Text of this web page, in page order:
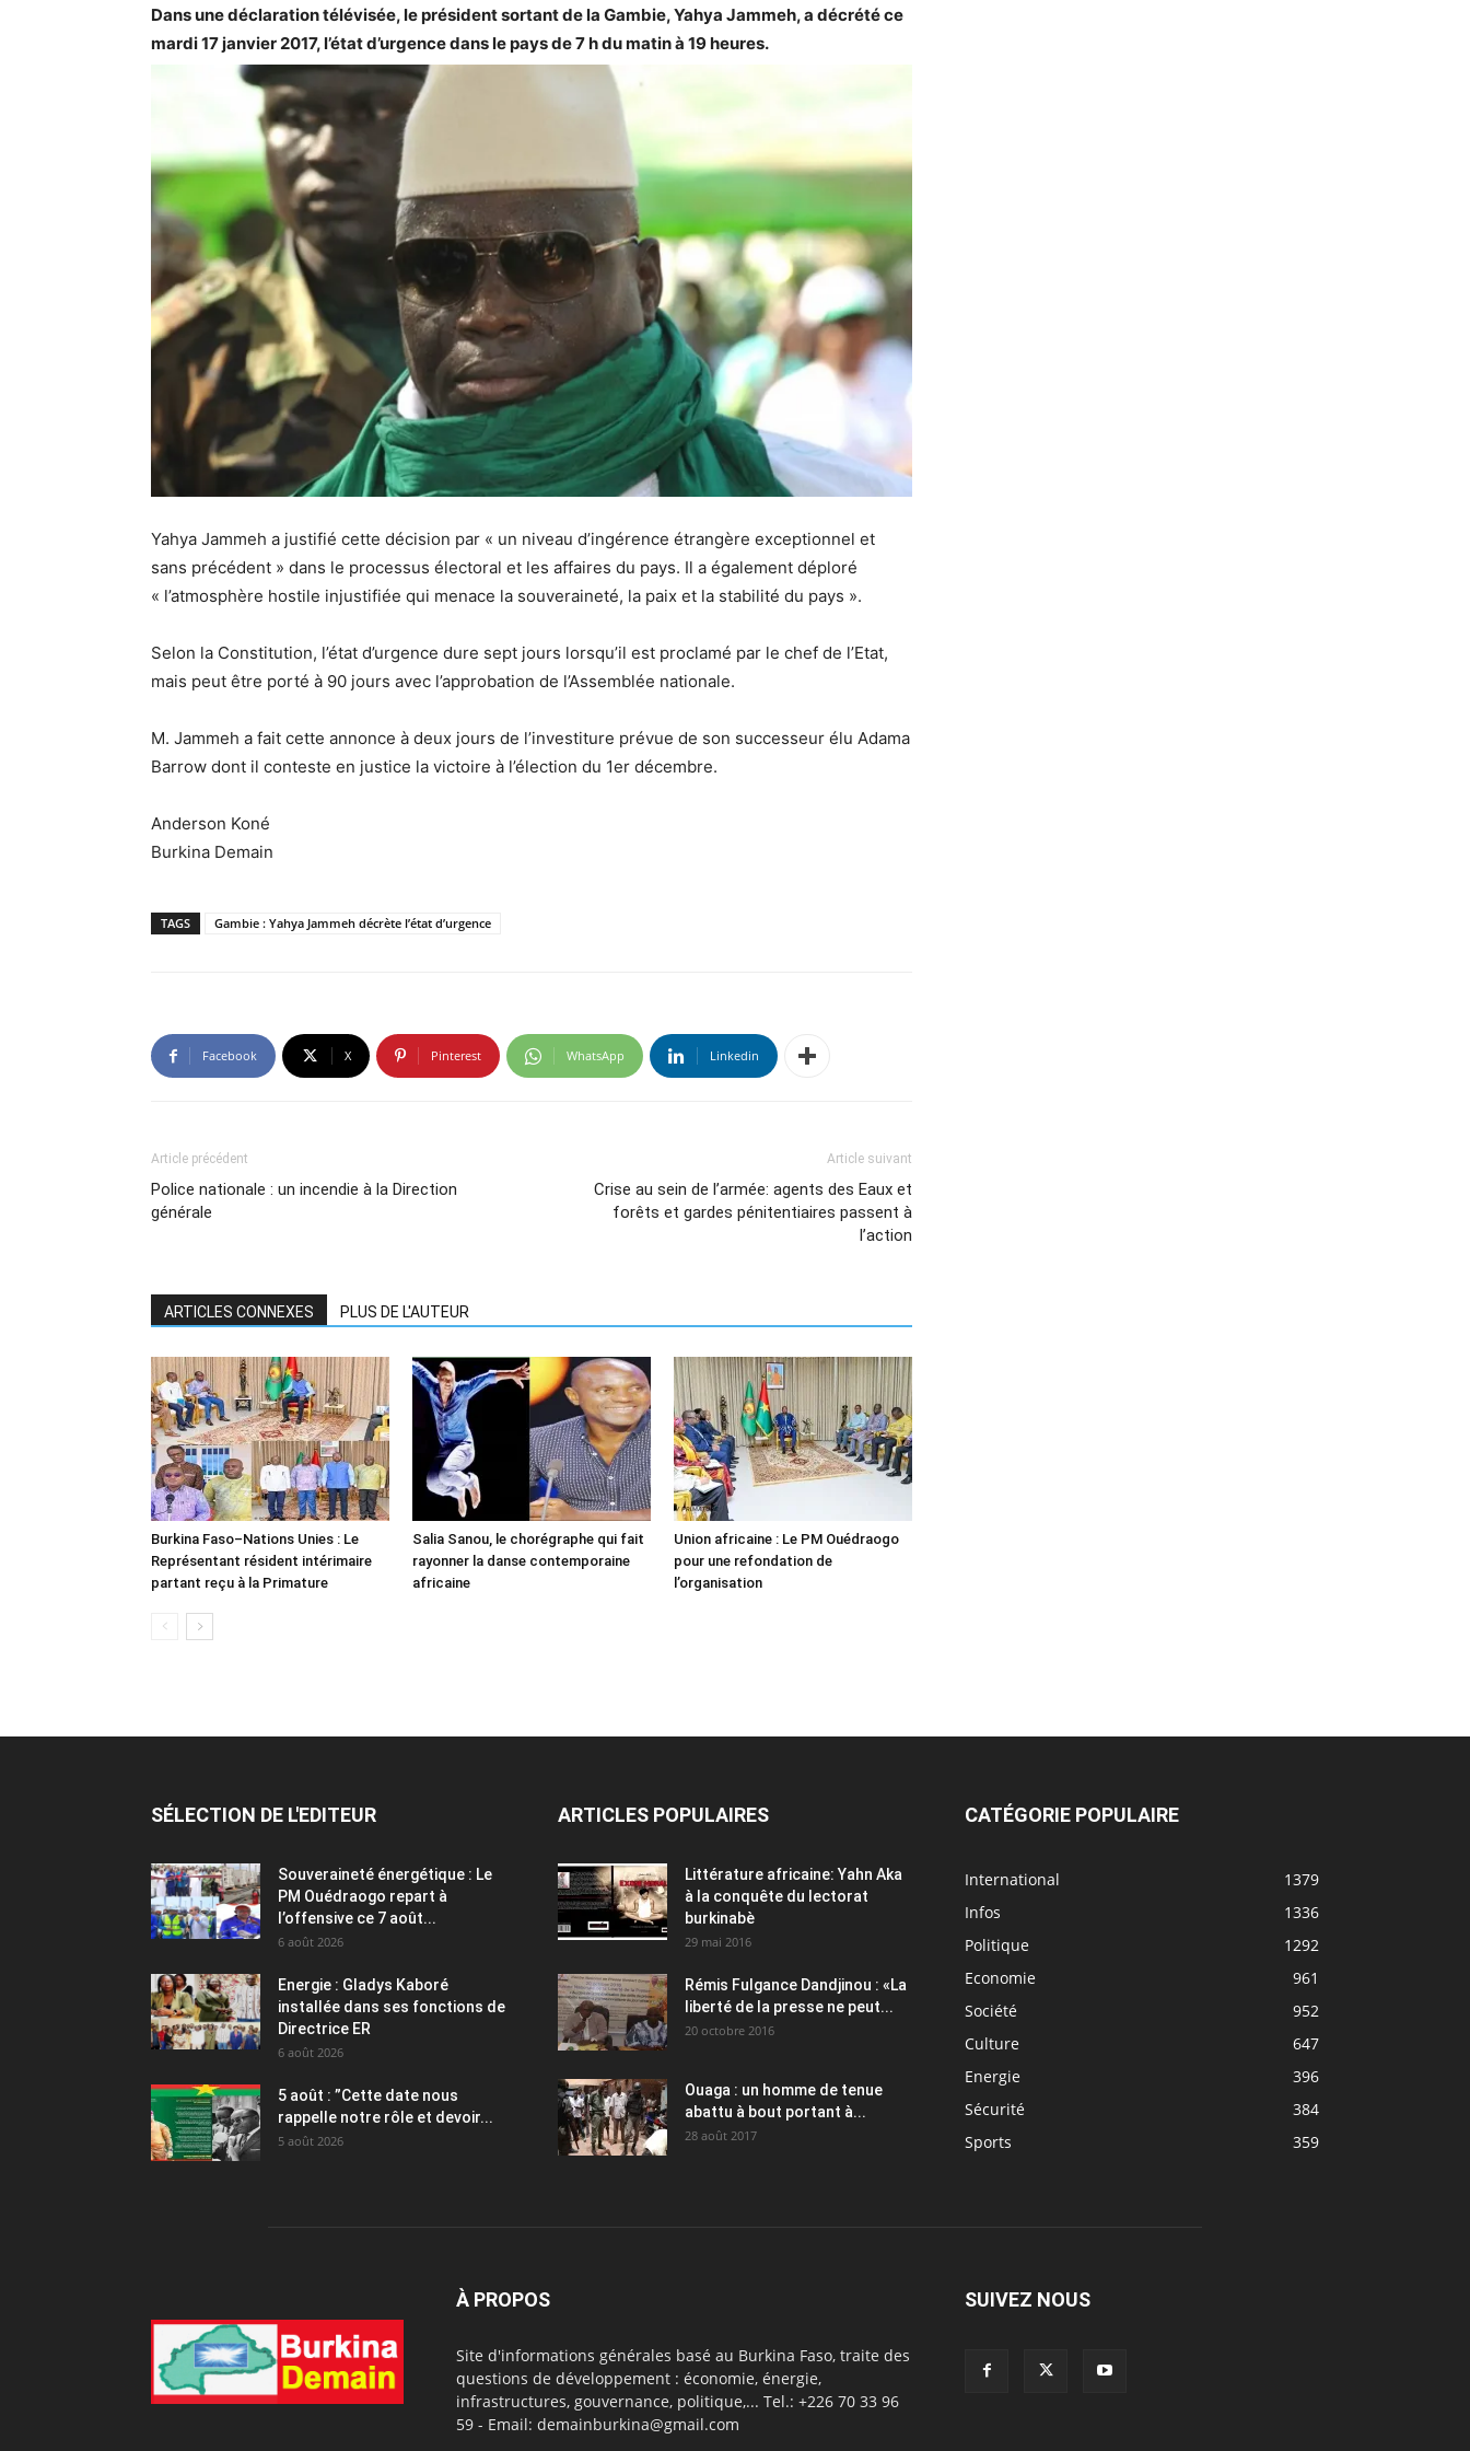
Dans une déclaration télévisée, le président sortant de la Gambie, Yahya Jammeh, a décrété ce
mardi 17 janvier 2017, l’état d’urgence dans le pays de 7 h du matin à 19 heures.
Yahya Jammeh a justifié cette décision par « un niveau d’ingérence étrangère exceptionnel et
sans précédent » dans le processus électoral et les affaires du pays. Il a également déploré
« l’atmosphère hostile injustifiée qui menace la souveraineté, la paix et la stabilité du pays ».
Selon la Constitution, l’état d’urgence dure sept jours lorsqu’il est proclamé par le chef de l’Etat,
mais peut être porté à 90 jours avec l’approbation de l’Assemblée nationale.
M. Jammeh a fait cette annonce à deux jours de l’investiture prévue de son successeur élu Adama
Barrow dont il conteste en justice la victoire à l’élection du 1er décembre.
Anderson Koné
Burkina Demain
TAGS Gambie : Yahya Jammeh décrète l’état d’urgence
Facebook X Pinterest WhatsApp Linkedin
Article précédent
Police nationale : un incendie à la Direction
générale
Article suivant
Crise au sein de l’armée: agents des Eaux et
forêts et gardes pénitentiaires passent à
l’action
ARTICLES CONNEXES PLUS DE L'AUTEUR
Burkina Faso–Nations Unies : Le
Représentant résident intérimaire
partant reçu à la Primature
Salia Sanou, le chorégraphe qui fait
rayonner la danse contemporaine
africaine
Union africaine : Le PM Ouédraogo
pour une refondation de
l’organisation
SÉLECTION DE L'EDITEUR
Souveraineté énergétique : Le
PM Ouédraogo repart à
l’offensive ce 7 août...
6 août 2026
Energie : Gladys Kaboré
installée dans ses fonctions de
Directrice ER
6 août 2026
5 août : ”Cette date nous
rappelle notre rôle et devoir...
5 août 2026
ARTICLES POPULAIRES
Littérature africaine: Yahn Aka
à la conquête du lectorat
burkinabè
29 mai 2016
Rémis Fulgance Dandjinou : «La
liberté de la presse ne peut...
20 octobre 2016
Ouaga : un homme de tenue
abattu à bout portant à...
28 août 2017
CATÉGORIE POPULAIRE
International
1379
Infos
1336
Politique
1292
Economie
961
Société
952
Culture
647
Energie
396
Sécurité
384
Sports
359
À PROPOS
Site d'informations générales basé au Burkina Faso, traite des
questions de développement : économie, énergie,
infrastructures, gouvernance, politique,... Tel.: +226 70 33 96
59 - Email: demainburkina@gmail.com
SUIVEZ NOUS